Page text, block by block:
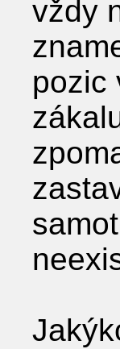
vždy
pozic